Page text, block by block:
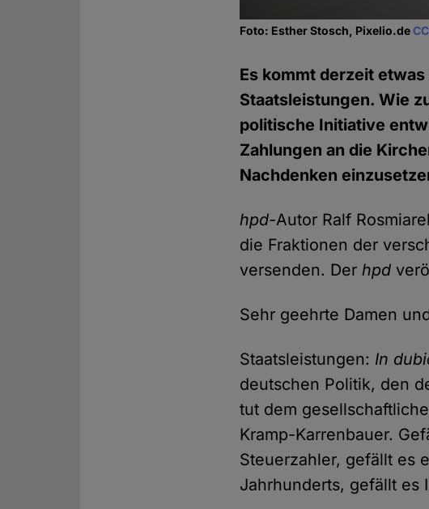
Foto: Esther Stosch, Pixelio.de
Es kommt derzeit
Staatsleistungen. Wie
politische Initiative
Zahlungen an die
Nachdenken
hpd-Autor Ralf
die Fraktionen der
versenden. Derhpd
Sehr geehrte Damen
Staatsleistungen: In
deutschen Politik, den
tut dem
Kramp-Karrenbauer.
Steuerzahler, gefällt es
Jahrhunderts, gefällt es